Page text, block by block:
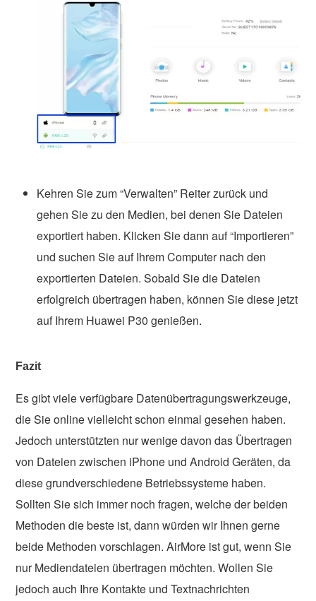
Kehren Sie zum “Verwalten” Reiter zurück und
gehen Sie zu den Medien, bei denen Sie Dateien
exportiert haben. Klicken Sie dann auf “Importieren”
und suchen Sie auf Ihrem Computer nach den
exportierten Dateien. Sobald Sie die Dateien
erfolgreich übertragen haben, können Sie diese jetzt
auf Ihrem Huawei P30 genießen.
Fazit
Es gibt viele verfügbare Datenübertragungswerkzeuge,
die Sie online vielleicht schon einmal gesehen haben.
Jedoch unterstützten nur wenige davon das Übertragen
von Dateien zwischen iPhone und Android Geräten, da
diese grundverschiedene Betriebssysteme haben.
Sollten Sie sich immer noch fragen, welche der beiden
Methoden die beste ist, dann würden wir Ihnen gerne
beide Methoden vorschlagen. AirMore ist gut, wenn Sie
nur Mediendateien übertragen möchten. Wollen Sie
jedoch auch Ihre Kontakte und Textnachrichten